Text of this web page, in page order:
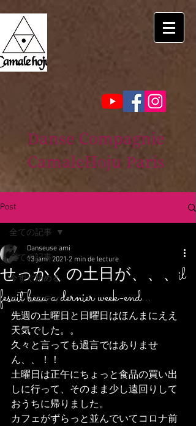
Danse Compagnie
CamaleHoju Paris
Post
全ての記事
今すぐ始める
コミュニティ
全ての記事
せっかくの土日が、、、il
fesait beau a dernier week-end...
Danseuse ami
13 janv. 2021 2 min de lecture
先週の土曜日と日曜日はほんまにええ
天気でした。。
久々と言っても過言ではありませ
ん、、！！
土曜日は正午にちょっと食品の買い出
しに行って、そのまま少し遠回りして
おうちに帰りました。
カフェがずらっと並んでいてコロナ前